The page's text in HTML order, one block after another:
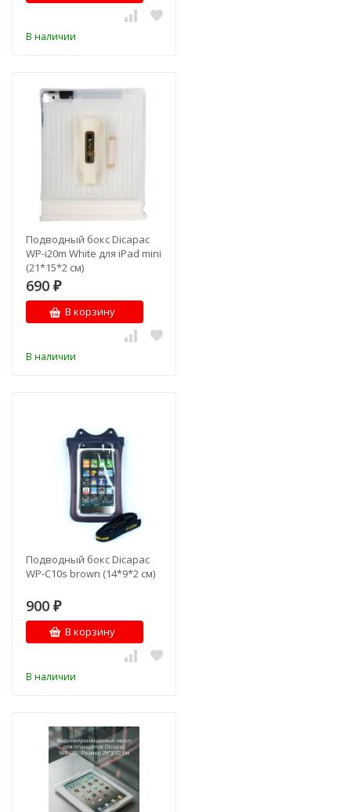
В наличии
Подводный бокс Dicapac
WP-i20m White для iPad mini
(21*15*2 см)
690 ₽
В корзину
В наличии
Подводный бокс Dicapac
WP-C10s brown (14*9*2 см)
900 ₽
В корзину
В наличии